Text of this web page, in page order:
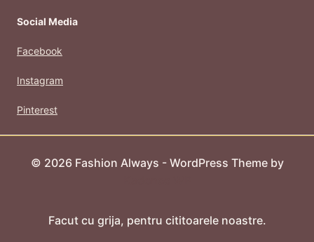
Social Media
Facebook
Instagram
Pinterest
© 2026 Fashion Always - WordPress Theme by
Facut cu grija, pentru cititoarele noastre.